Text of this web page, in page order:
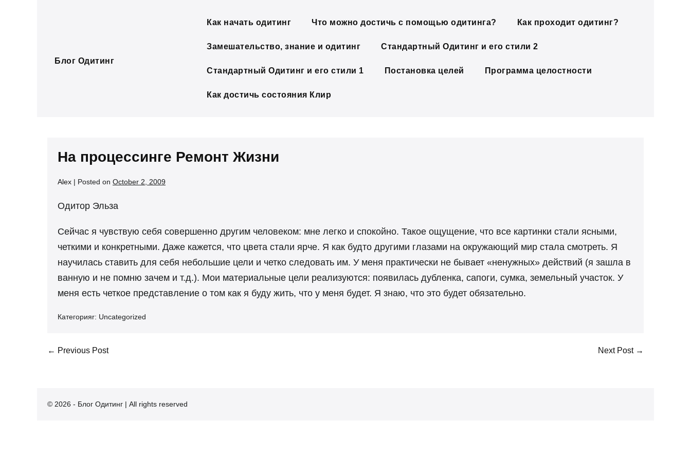
Блог Одитинг
Как начать одитинг Что можно достичь с помощью одитинга? Как проходит одитинг?
Замешательство, знание и одитинг Стандартный Одитинг и его стили 2
Стандартный Одитинг и его стили 1 Постановка целей Программа целостности
Как достичь состояния Клир
На процессинге Ремонт Жизни
Alex | Posted on October 2, 2009
Одитор Эльза
Сейчас я чувствую себя совершенно другим человеком: мне легко и спокойно. Такое ощущение, что все картинки стали ясными,
четкими и конкретными. Даже кажется, что цвета стали ярче. Я как будто другими глазами на окружающий мир стала смотреть. Я
научилась ставить для себя небольшие цели и четко следовать им. У меня практически не бывает «ненужных» действий (я зашла в
ванную и не помню зачем и т.д.). Мои материальные цели реализуются: появилась дубленка, сапоги, сумка, земельный участок. У
меня есть четкое представление о том как я буду жить, что у меня будет. Я знаю, что это будет обязательно.
Категорияr: Uncategorized
Post
← Previous Post Next Post →
© 2026 - Блог Одитинг | All rights reserved